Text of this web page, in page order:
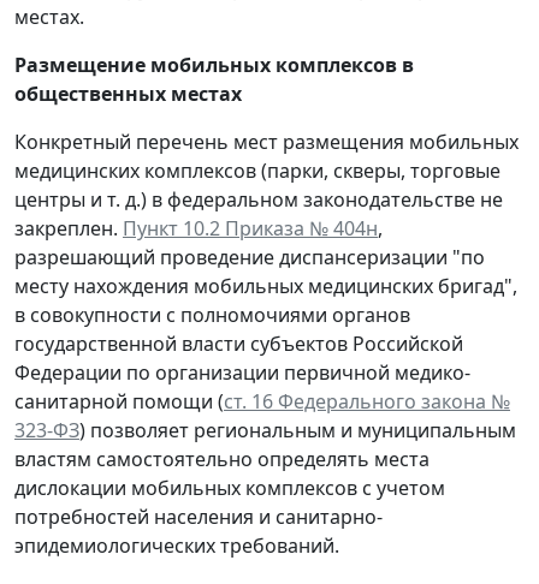
местах.
Размещение мобильных комплексов в
общественных местах
Конкретный перечень мест размещения мобильных
медицинских комплексов (парки, скверы, торговые
центры и т. д.) в федеральном законодательстве не
закреплен. Пункт 10.2 Приказа № 404н,
разрешающий проведение диспансеризации "по
месту нахождения мобильных медицинских бригад",
в совокупности с полномочиями органов
государственной власти субъектов Российской
Федерации по организации первичной медико-
санитарной помощи (ст. 16 Федерального закона №
323-ФЗ) позволяет региональным и муниципальным
властям самостоятельно определять места
дислокации мобильных комплексов с учетом
потребностей населения и санитарно-
эпидемиологических требований.